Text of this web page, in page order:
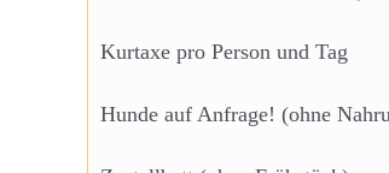
Kurtaxe pro Person und Tag
Hunde auf Anfrage! (ohne